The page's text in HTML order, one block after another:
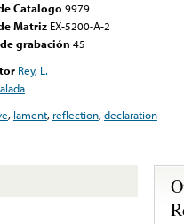
Catalogo 9979
Matriz EX-5200-A-2
grabación 45
Rey, L.
, lament, reflection,declaration